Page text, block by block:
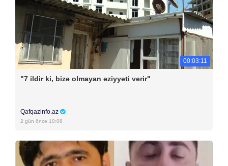
00:03:11
"7 ildir ki, bizə olmayan əziyyəti verir"
Qafqazinfo.az
2 gün öncə 10:08